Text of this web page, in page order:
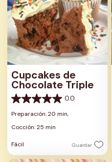
Cupcakes de
Chocolate Triple
0.0
0.0
de
estrellas.
Preparación: 20 min,
Cocción: 25 min
Fácil Guardar